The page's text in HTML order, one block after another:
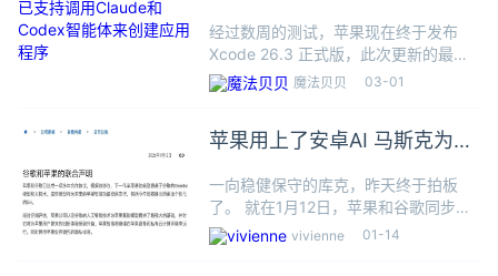
建应用程序
经过数周的测试，苹果现在终于发布
Xcode 26.3 正式版，此次更新的最大
亮点就是正式支持智能体编码 (Agentic
Coding)，让开发者可以在 Xcode 里直
魔法贝贝 03-01
苹果用上了安卓AI 马斯克为啥
一向稳健保守的库克，昨天终于拍板
了。 就在1月12日，苹果和谷歌同步官
宣，说苹果将把谷歌的Gemini大模型以
及谷歌云技术，整合到自家的Apple
vivienne 01-14